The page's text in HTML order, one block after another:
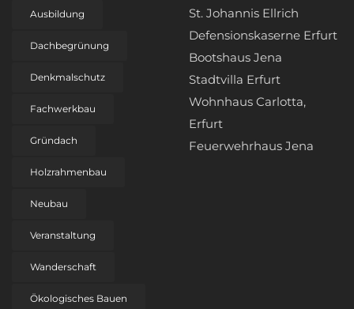
Ausbildung
Dachbegrünung
Denkmalschutz
Fachwerkbau
Gründach
Holzrahmenbau
Neubau
Veranstaltung
Wanderschaft
Ökologisches Bauen
St. Johannis Ellrich
Defensionskaserne Erfurt
Bootshaus Jena
Stadtvilla Erfurt
Wohnhaus Carlotta,
Erfurt
Feuerwehrhaus Jena